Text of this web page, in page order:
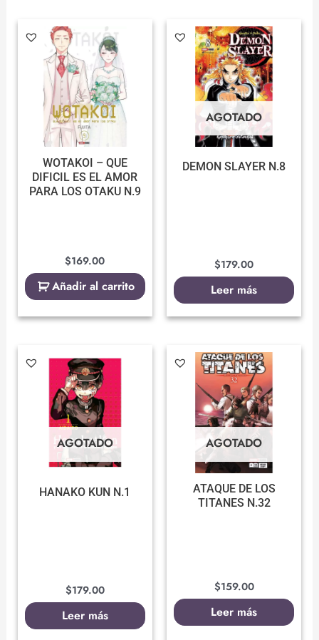
WOTAKOI – QUE
DIFICIL ES EL AMOR
PARA LOS OTAKU N.9
$169.00
Añadir al carrito
AGOTADO
DEMON SLAYER N.8
$179.00
Leer más
AGOTADO
HANAKO KUN N.1
$179.00
Leer más
AGOTADO
ATAQUE DE LOS
TITANES N.32
$159.00
Leer más